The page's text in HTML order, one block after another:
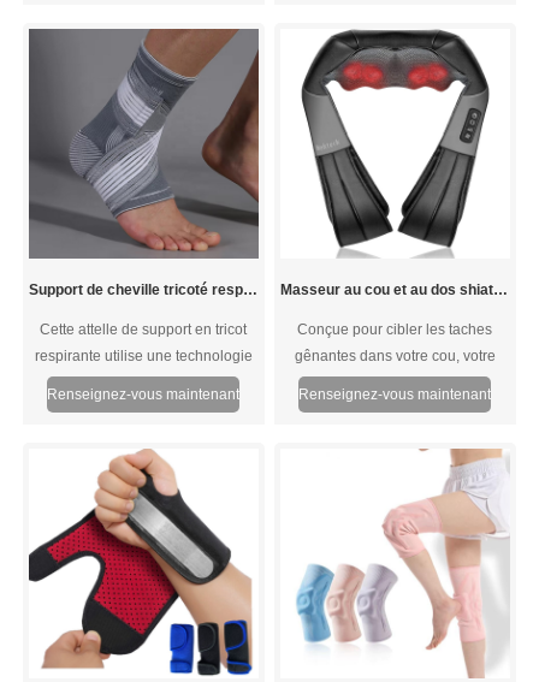
genou.
Support de cheville tricoté respirant avec sangles réglables
Cette attelle de support en tricot
respirante utilise une technologie
de compression radiale de tricot
spéciale augmentant le support de
sensation de tension.
Renseignez-vous maintenant
Masseur au cou et au dos shiatsu
Conçue pour cibler les taches
gênantes dans votre cou, votre
cou, inférieur et haut-dos et
épaules, l'oreiller présente 8 têtes
pour apaiser et revigorer les
muscles douloureux.
Renseignez-vous maintenant